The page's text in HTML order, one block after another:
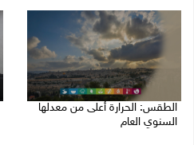
الطقس: الحرارة أعلى من معدلها
السنوي العام